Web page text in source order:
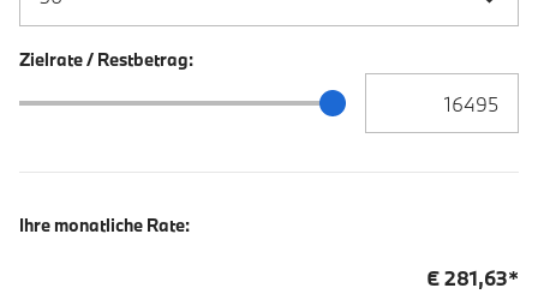
Zielrate / Restbetrag:
Zielrate / Restbetrag Schieberegler
Ihre monatliche Rate:
€281,63*